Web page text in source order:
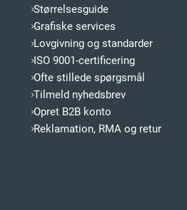
Størrelsesguide
Grafiske services
Lovgivning og standarder
ISO 9001-certificering
Ofte stillede spørgsmål
Tilmeld nyhedsbrev
Opret B2B konto
Reklamation, RMA og retur